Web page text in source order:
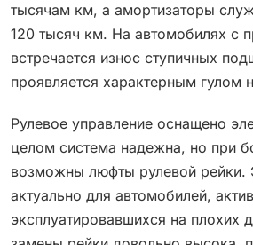
тысячам км, а амортизаторы
120 тысяч км. На автомобилях с
встречается износ ступичных
проявляется характерным гулом
Рулевое управление оснащено
целом система надежна, но при
возможны люфты рулевой рейки.
актуально для автомобилей,
эксплуатировавшихся на плохих